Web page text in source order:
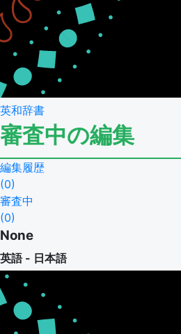
英和辞書
審査中の編集
編集履歴
(0)
審査中
(0)
None
英語 - 日本語